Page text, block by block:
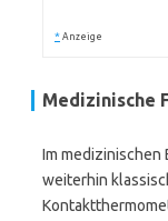
* Anzeige
Medizinische
Im medizinischen
weiterhin